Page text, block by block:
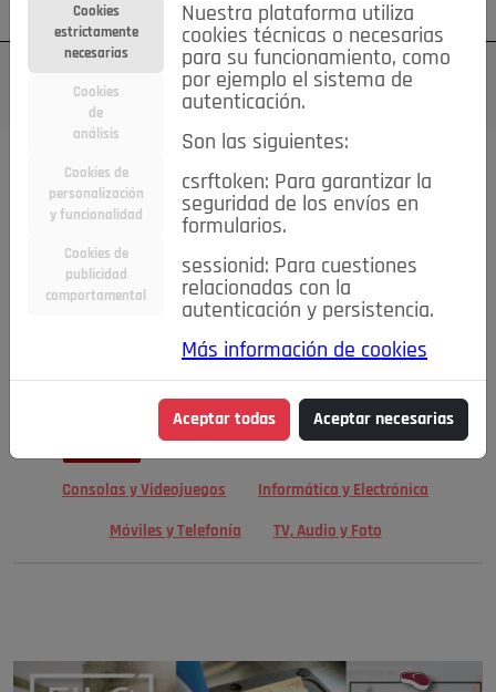
Su cuenta Regístrese ¿Olvidó su contraseña?
TODAS Deporte Bicicletas Deportes y Ocio
Electrodomésticos
Niños y Bebés Inmobiliaria Construcción y Reformas
Moda Accesorios Ropa Motor
Motor y Accesorios Motos Ocio
Cine, Libros y Música Coleccionismo Otros Otros
Consolas y Videojuegos Informática y Electrónica
Móviles y Telefonía TV, Audio y Foto
Cookies
estrictamente
necesarias
Cookies
de
análisis
Cookies de
personalización
y funcionalidad
Cookies de
publicidad
comportamental
Nuestra plataforma utiliza
cookies técnicas o necesarias
para su funcionamiento, como
por ejemplo el sistema de
autenticación.
Son las siguientes:
csrftoken: Para garantizar la
seguridad de los envíos en
formularios.
sessionid: Para cuestiones
relacionadas con la
autenticación y persistencia.
Más información de cookies
Aceptar todas Aceptar necesarias